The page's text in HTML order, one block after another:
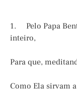
1. Pelo Papa
inteiro,
Para que,
Como Ela sirvam